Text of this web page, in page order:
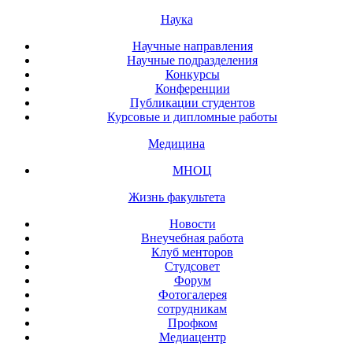
Наука
Научные направления
Научные подразделения
Конкурсы
Конференции
Публикации студентов
Курсовые и дипломные работы
Медицина
МНОЦ
Жизнь факультета
Новости
Внеучебная работа
Клуб менторов
Студсовет
Форум
Фотогалерея
сотрудникам
Профком
Медиацентр